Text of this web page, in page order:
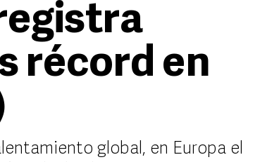
récord en
global, en Europa el